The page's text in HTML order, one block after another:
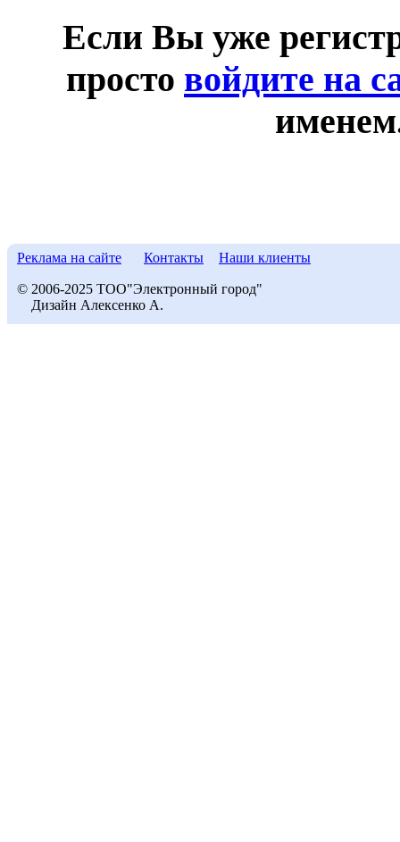
Если Вы уже
просто войдите на
Реклама на сайте Контакты Наши клиенты
© 2006-2025 ТОО"Электронный город"
Дизайн Алексенко А.